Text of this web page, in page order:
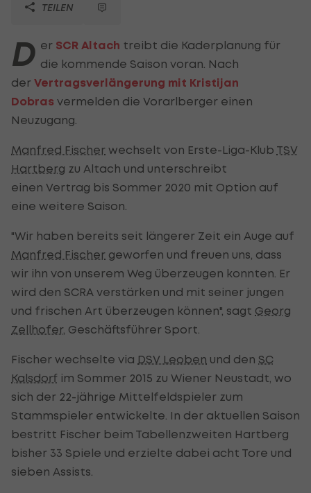
TEILEN
D er SCR Altach treibt die Kaderplanung für
die kommende Saison voran. Nach
der Vertragsverlängerung mit Kristijan
Dobras vermelden die Vorarlberger einen
Neuzugang.
Manfred Fischer wechselt von Erste-Liga-Klub TSV
Hartberg zu Altach und unterschreibt
einen Vertrag bis Sommer 2020 mit Option auf
eine weitere Saison.
"Wir haben bereits seit längerer Zeit ein Auge auf
Manfred Fischer geworfen und freuen uns, dass
wir ihn von unserem Weg überzeugen konnten. Er
wird den SCRA verstärken und mit seiner jungen
und frischen Art überzeugen können", sagt Georg
Zellhofer, Geschäftsführer Sport.
Fischer wechselte via DSV Leoben und den SC
Kalsdorf im Sommer 2015 zu Wiener Neustadt, wo
sich der 22-jährige Mittelfeldspieler zum
Stammspieler entwickelte. In der aktuellen Saison
bestritt Fischer beim Tabellenzweiten Hartberg
bisher 33 Spiele und erzielte dabei acht Tore und
sieben Assists.